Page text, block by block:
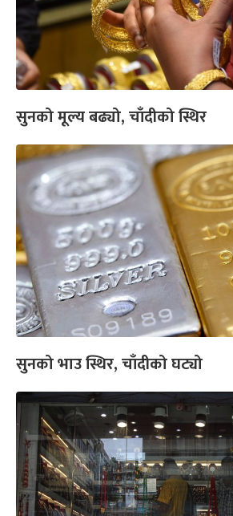
सुनको मूल्य बढ्यो, चाँदीको स्थिर
सुनको भाउ स्थिर, चाँदीको घट्यो